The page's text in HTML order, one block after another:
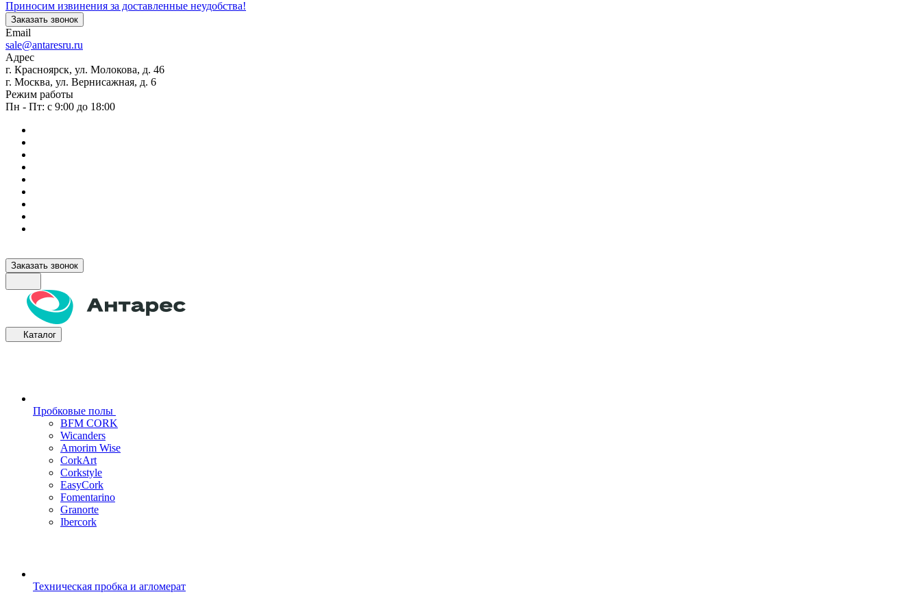
Приносим извинения за доставленные неудобства!
Заказать звонок
Email
sale@antaresru.ru
Адрес
г. Красноярск, ул. Молокова, д. 46
г. Москва, ул. Вернисажная, д. 6
Режим работы
Пн - Пт: с 9:00 до 18:00
Заказать звонок
Каталог
Пробковые полы
BFM CORK
Wicanders
Amorim Wise
CorkArt
Corkstyle
EasyCork
Fomentarino
Granorte
Ibercork
Техническая пробка и агломерат